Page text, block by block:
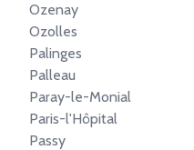
Ozenay
Ozolles
Palinges
Palleau
Paray-le-Monial
Paris-l'Hôpital
Passy